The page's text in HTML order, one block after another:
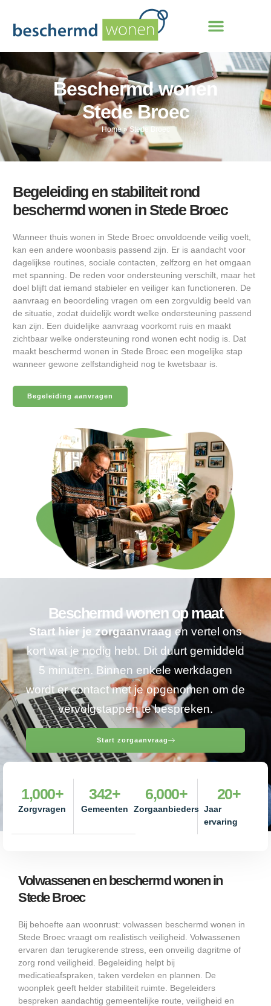
Beschermd wonen
Stede Broec
Home»Stede Broec
Begeleiding en stabiliteit rond
beschermd wonen in Stede Broec
Wanneer thuis wonen in Stede Broec onvoldoende veilig voelt,
kan een andere woonbasis passend zijn. Er is aandacht voor
dagelijkse routines, sociale contacten, zelfzorg en het omgaan
met spanning. De reden voor ondersteuning verschilt, maar het
doel blijft dat iemand stabieler en veiliger kan functioneren. De
aanvraag en beoordeling vragen om een zorgvuldig beeld van
de situatie, zodat duidelijk wordt welke ondersteuning passend
kan zijn. Een duidelijke aanvraag voorkomt ruis en maakt
zichtbaar welke ondersteuning rond wonen echt nodig is. Dat
maakt beschermd wonen in Stede Broec een mogelijke stap
wanneer gewone zelfstandigheid nog te kwetsbaar is.
Begeleiding aanvragen
Beschermd wonen op maat
Start hier je zorgaanvraagen vertel ons
kort wat je nodig hebt. Dit duurt gemiddeld
5 minuten. Binnen enkele werkdagen
wordt er contact met je opgenomen om de
vervolgstappen te bespreken.
Start zorgaanvraag
Zorgvragen
1,000+
Gemeenten
342+
Zorgaanbieders
6,000+
Jaar
ervaring
20+
Volwassenen en beschermd wonen in
Stede Broec
Bij behoefte aan woonrust: volwassen beschermd wonen in
Stede Broec vraagt om realistisch veiligheid. Volwassenen
ervaren dan terugkerende stress, een onveilig dagritme of
zorg rond veiligheid. Begeleiding helpt bij
medicatieafspraken, taken verdelen en plannen. De
woonplek geeft helder stabiliteit ruimte. Begeleiders
bespreken aandachtig gemeentelijke route, veiligheid en